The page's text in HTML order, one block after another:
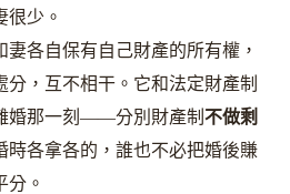
很少。
妻各自保有自己財產的所有權，
分，互不相干。它和法定財產制
婚那一刻——分別財產制 不做剩
時各拿各的，誰也不必把婚後賺
分。